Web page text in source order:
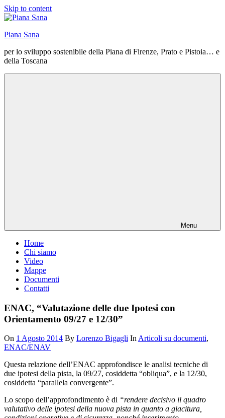
Skip to content
Piana Sana
per lo sviluppo sostenibile della Piana di Firenze, Prato e Pistoia… e
della Toscana
Menu
Home
Chi siamo
Video
Mappe
Documenti
Contatti
ENAC, “Valutazione delle due Ipotesi con
Orientamento 09/27 e 12/30”
On 1 Agosto 2014 By Lorenzo Bigagli InArticoli su documenti,
ENAC/ENAV
Questa relazione dell’ENAC approfondisce le analisi tecniche di
due ipotesi della pista, la 09/27, cosiddetta “obliqua”, e la 12/30,
cosiddetta “parallela convergente”.
Lo scopo dell’approfondimento è di “rendere decisivo il quadro
valutativo delle ipotesi della nuova pista in quanto a giacitura,